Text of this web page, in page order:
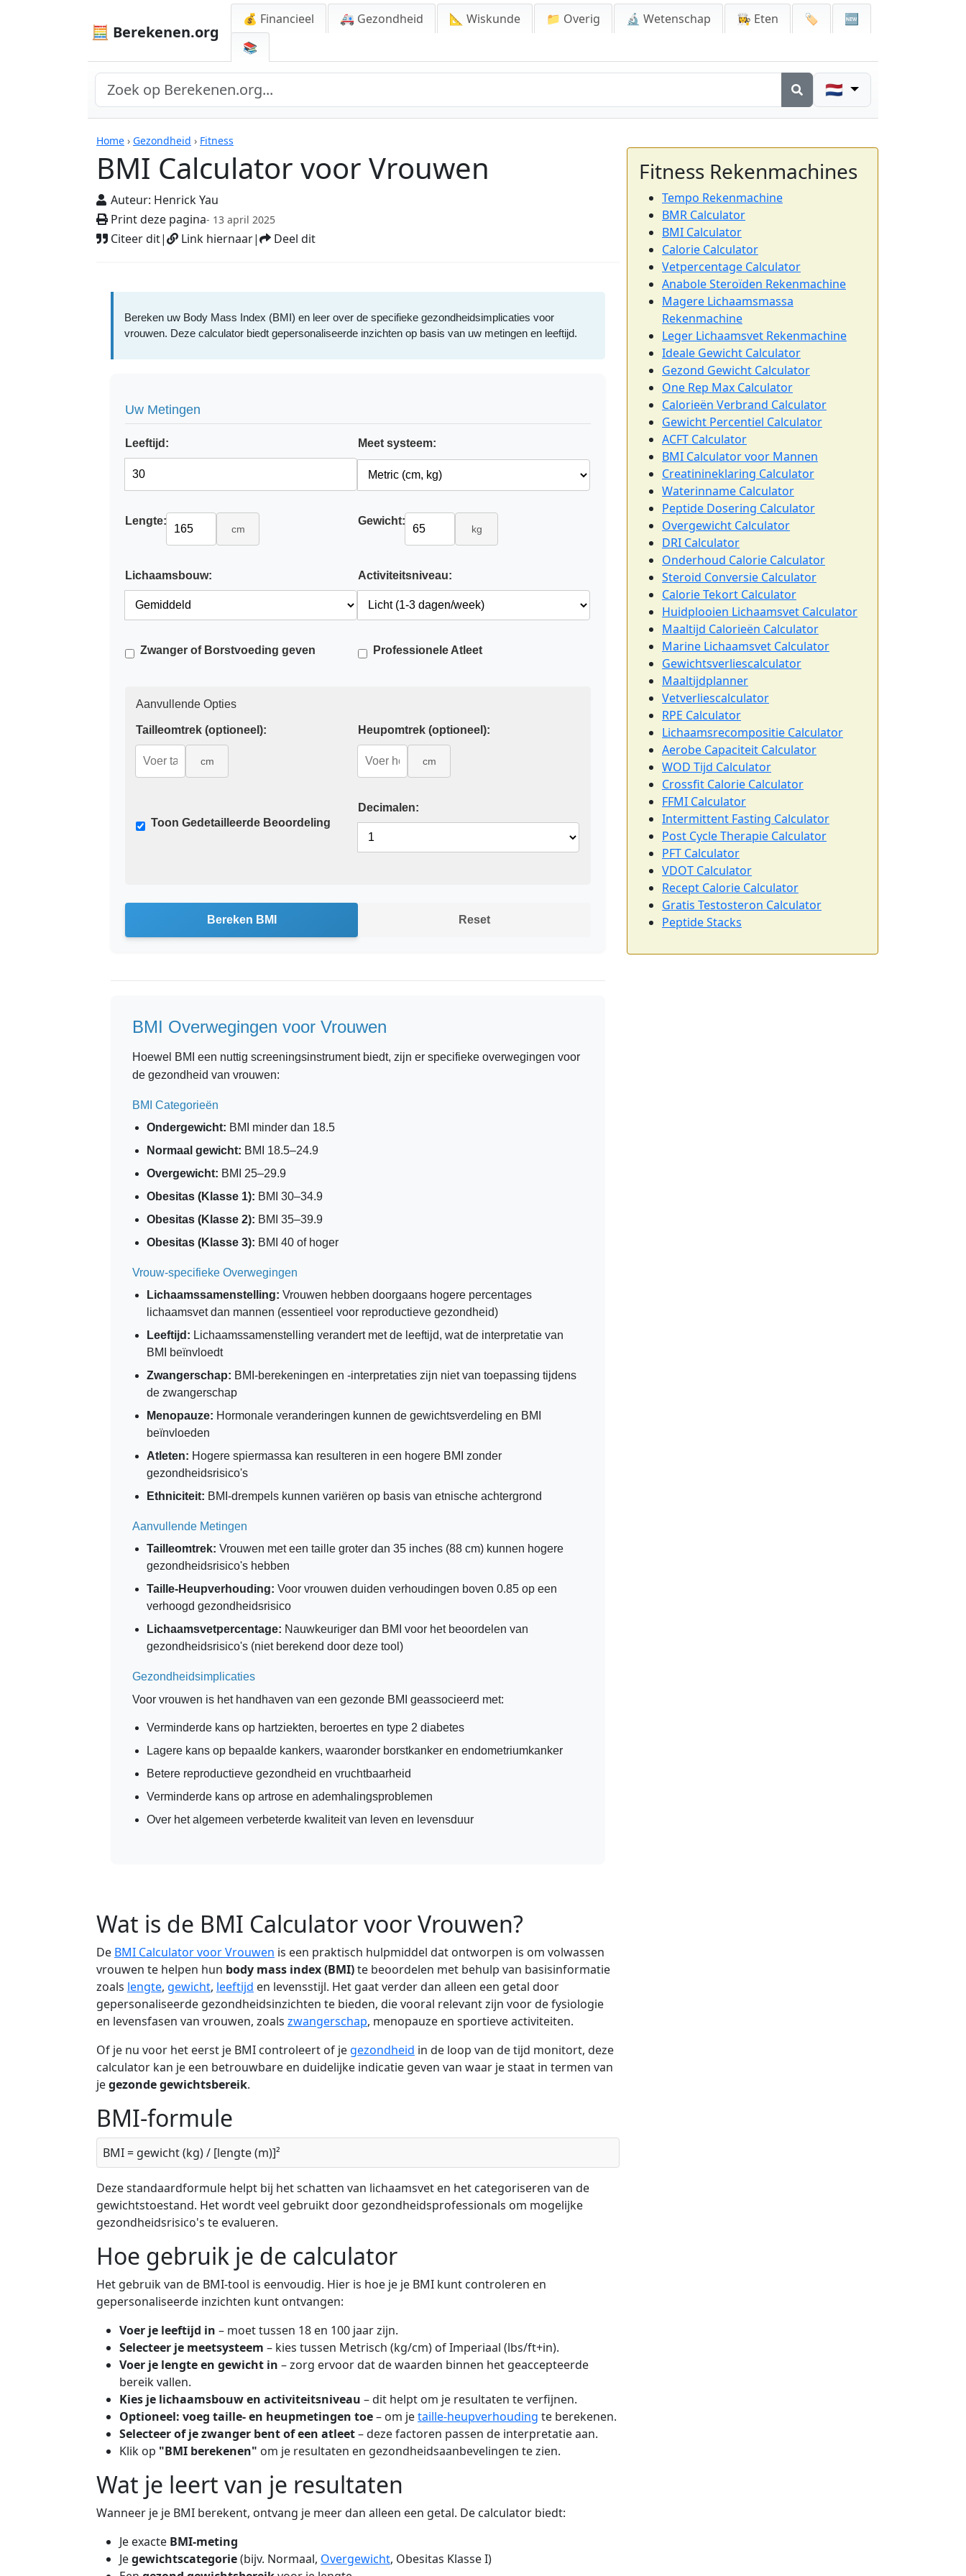
🧮 Berekenen.org
💰 Financieel 🚑 Gezondheid 📐 Wiskunde 📁 Overig 🔬 Wetenschap 👩‍🍳 Eten 🏷️
🆕
📚
🇳🇱
Home › Gezondheid › Fitness
BMI Calculator voor Vrouwen
Auteur: Henrick Yau
Print deze pagina- 13 april 2025
Citeer dit| Link hiernaar| Deel dit
Rekenmachines
Bereken uw Body Mass Index (BMI) en leer over de specifieke gezondheidsimplicaties voor
vrouwen. Deze calculator biedt gepersonaliseerde inzichten op basis van uw metingen en leeftijd.
Uw Metingen
Leeftijd: Meet systeem:
Lengte:
cm
Gewicht:
kg
Lichaamsbouw: Activiteitsniveau:
Zwanger of Borstvoeding geven Professionele Atleet
Aanvullende Opties
Tailleomtrek (optioneel):
cm
Heupomtrek (optioneel):
cm
Toon Gedetailleerde Beoordeling
Decimalen:
Bereken BMI Reset
BMI Overwegingen voor Vrouwen
Hoewel BMI een nuttig screeningsinstrument biedt, zijn er specifieke overwegingen voor
de gezondheid van vrouwen:
BMI Categorieën
Ondergewicht: BMI minder dan 18.5
Normaal gewicht: BMI 18.5–24.9
Overgewicht: BMI 25–29.9
Obesitas (Klasse 1): BMI 30–34.9
Obesitas (Klasse 2): BMI 35–39.9
Obesitas (Klasse 3): BMI 40 of hoger
Vrouw-specifieke Overwegingen
Lichaamssamenstelling: Vrouwen hebben doorgaans hogere percentages
lichaamsvet dan mannen (essentieel voor reproductieve gezondheid)
Leeftijd: Lichaamssamenstelling verandert met de leeftijd, wat de interpretatie van
BMI beïnvloedt
Zwangerschap: BMI-berekeningen en -interpretaties zijn niet van toepassing tijdens
de zwangerschap
Menopauze: Hormonale veranderingen kunnen de gewichtsverdeling en BMI
beïnvloeden
Atleten: Hogere spiermassa kan resulteren in een hogere BMI zonder
gezondheidsrisico's
Ethniciteit: BMI-drempels kunnen variëren op basis van etnische achtergrond
Aanvullende Metingen
Tailleomtrek: Vrouwen met een taille groter dan 35 inches (88 cm) kunnen hogere
gezondheidsrisico's hebben
Taille-Heupverhouding: Voor vrouwen duiden verhoudingen boven 0.85 op een
verhoogd gezondheidsrisico
Lichaamsvetpercentage: Nauwkeuriger dan BMI voor het beoordelen van
gezondheidsrisico's (niet berekend door deze tool)
Gezondheidsimplicaties
Voor vrouwen is het handhaven van een gezonde BMI geassocieerd met:
Verminderde kans op hartziekten, beroertes en type 2 diabetes
Lagere kans op bepaalde kankers, waaronder borstkanker en endometriumkanker
Betere reproductieve gezondheid en vruchtbaarheid
Verminderde kans op artrose en ademhalingsproblemen
Over het algemeen verbeterde kwaliteit van leven en levensduur
Wat is de BMI Calculator voor Vrouwen?
De BMI Calculator voor Vrouwen is een praktisch hulpmiddel dat ontworpen is om volwassen
vrouwen te helpen hun body mass index (BMI)te beoordelen met behulp van basisinformatie
zoals lengte, gewicht, leeftijd en levensstijl. Het gaat verder dan alleen een getal door
gepersonaliseerde gezondheidsinzichten te bieden, die vooral relevant zijn voor de fysiologie
en levensfasen van vrouwen, zoals zwangerschap, menopauze en sportieve activiteiten.
Of je nu voor het eerst je BMI controleert of je gezondheid in de loop van de tijd monitort, deze
calculator kan je een betrouwbare en duidelijke indicatie geven van waar je staat in termen van
jegezonde gewichtsbereik.
BMI-formule
BMI = gewicht (kg) / [lengte (m)]²
Deze standaardformule helpt bij het schatten van lichaamsvet en het categoriseren van de
gewichtstoestand. Het wordt veel gebruikt door gezondheidsprofessionals om mogelijke
gezondheidsrisico's te evalueren.
Hoe gebruik je de calculator
Het gebruik van de BMI-tool is eenvoudig. Hier is hoe je je BMI kunt controleren en
gepersonaliseerde inzichten kunt ontvangen:
Voer je leeftijd in – moet tussen 18 en 100 jaar zijn.
Selecteer je meetsysteem – kies tussen Metrisch (kg/cm) of Imperiaal (lbs/ft+in).
Voer je lengte en gewicht in – zorg ervoor dat de waarden binnen het geaccepteerde
bereik vallen.
Kies je lichaamsbouw en activiteitsniveau – dit helpt om je resultaten te verfijnen.
Optioneel: voeg taille- en heupmetingen toe– om jetaille-heupverhouding te berekenen.
Selecteer of je zwanger bent of een atleet– deze factoren passen de interpretatie aan.
Klik op "BMI berekenen" om je resultaten en gezondheidsaanbevelingen te zien.
Wat je leert van je resultaten
Wanneer je je BMI berekent, ontvang je meer dan alleen een getal. De calculator biedt:
Je exacte BMI-meting
Jegewichtscategorie(bijv. Normaal, Overgewicht, Obesitas Klasse I)
Fitness Rekenmachines
Tempo Rekenmachine
BMR Calculator
BMI Calculator
Calorie Calculator
Vetpercentage Calculator
Anabole Steroïden Rekenmachine
Magere Lichaamsmassa
Rekenmachine
Leger Lichaamsvet Rekenmachine
Ideale Gewicht Calculator
Gezond Gewicht Calculator
One Rep Max Calculator
Calorieën Verbrand Calculator
Gewicht Percentiel Calculator
ACFT Calculator
BMI Calculator voor Mannen
Creatinineklaring Calculator
Waterinname Calculator
Peptide Dosering Calculator
Overgewicht Calculator
DRI Calculator
Onderhoud Calorie Calculator
Steroid Conversie Calculator
Calorie Tekort Calculator
Huidplooien Lichaamsvet Calculator
Maaltijd Calorieën Calculator
Marine Lichaamsvet Calculator
Gewichtsverliescalculator
Maaltijdplanner
Vetverliescalculator
RPE Calculator
Lichaamsrecompositie Calculator
Aerobe Capaciteit Calculator
WOD Tijd Calculator
Crossfit Calorie Calculator
FFMI Calculator
Intermittent Fasting Calculator
Post Cycle Therapie Calculator
PFT Calculator
VDOT Calculator
Recept Calorie Calculator
Gratis Testosteron Calculator
Peptide Stacks